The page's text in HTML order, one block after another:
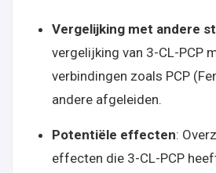
Vergelijking met andere
vergelijking van 3-CL-PCP
verbindingen zoals PCP
andere afgeleiden.
Potentiële effecten:
effecten die 3-CL-PCP